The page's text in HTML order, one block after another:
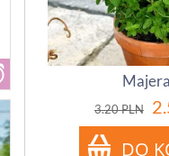
3.20PLN